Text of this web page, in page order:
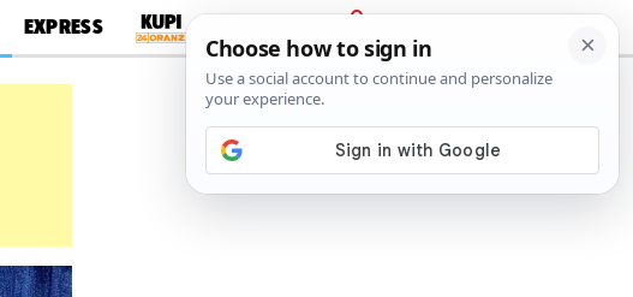
EXPRESS
PRIJAVA